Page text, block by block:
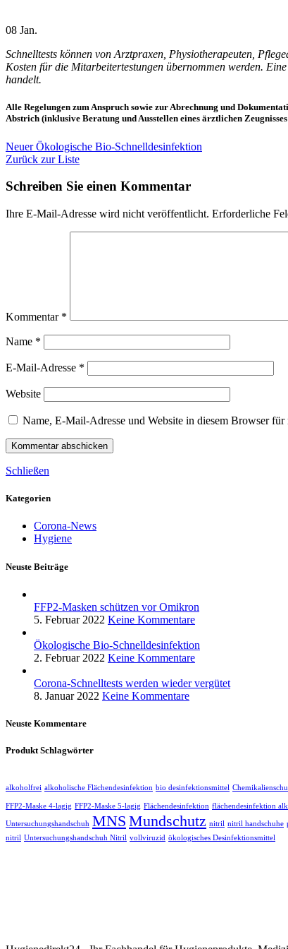
08 Jan.
Schnelltests können von Arztpraxen, Physiotherapeuten,
Kosten für die Mitarbeitertestungen übernommen werden.
handelt.
Alle Regelungen zum Anspruch sowie zur Abrechnung und
Abstrich (inklusive Beratung und Ausstellen eines ärztlichen
Neuer Ökologische Bio-Schnelldesinfektion
Zurück zur Liste
Schreiben Sie einen Kommentar
Ihre E-Mail-Adresse wird nicht veröffentlicht. Erforderliche
Kommentar *
Name *
E-Mail-Adresse *
Website
Name, E-Mail-Adresse und Website in diesem Browser für
Schließen
Kategorien
Corona-News
Hygiene
Neuste Beiträge
FFP2-Masken schützen vor Omikron
5. Februar 2022 Keine Kommentare
Ökologische Bio-Schnelldesinfektion
2. Februar 2022 Keine Kommentare
Corona-Schnelltests werden wieder vergütet
8. Januar 2022 Keine Kommentare
Neuste Kommentare
Produkt Schlagwörter
alkoholfrei alkoholische Flächendesinfektion bio desinfektionsmittel
FFP2-Maske 4-lagig FFP2-Maske 5-lagig Flächendesinfektion flächendesinfektion
Untersuchungshandschuh MNS Mundschutz nitril nitril handschuhe
nitril Untersuchungshandschuh Nitril vollviruzid ökologisches Desinfektionsmittel